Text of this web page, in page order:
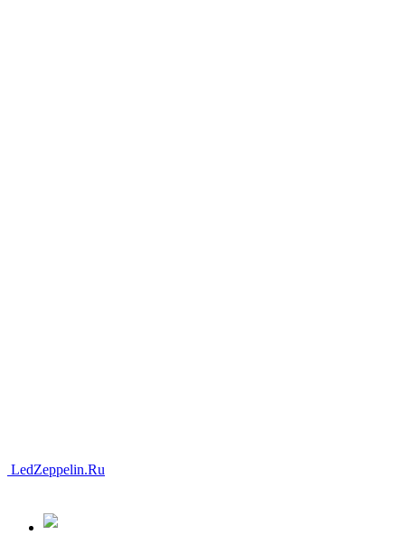
LedZeppelin.Ru